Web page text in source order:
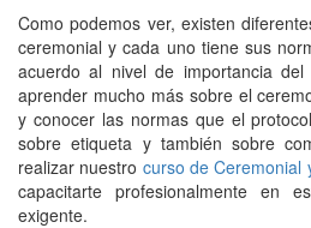
Como podemos ver, existen
ceremonial y cada uno tiene sus
acuerdo al nivel de importancia
aprender mucho más sobre el
y conocer las normas que el
sobre etiqueta y también sobre
realizar nuestro curso de Ceremonial
capacitarte profesionalmente en
exigente.